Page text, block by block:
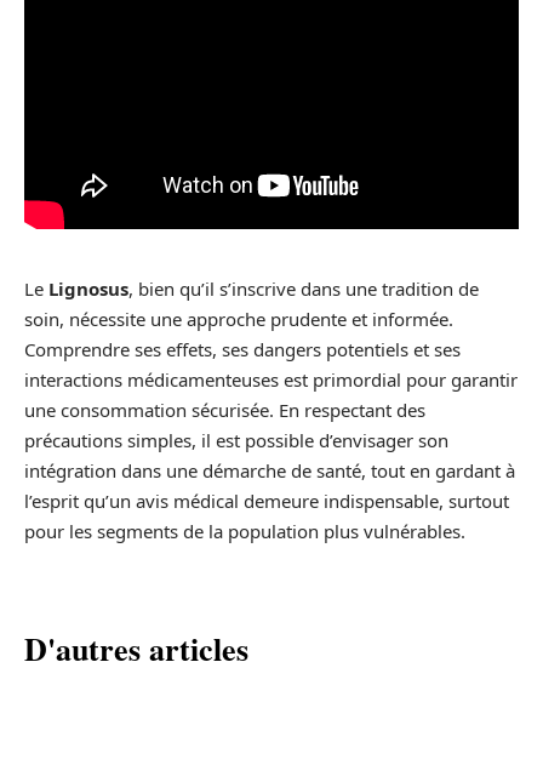
Le Lignosus, bien qu’il s’inscrive dans une tradition de
soin, nécessite une approche prudente et informée.
Comprendre ses effets, ses dangers potentiels et ses
interactions médicamenteuses est primordial pour garantir
une consommation sécurisée. En respectant des
précautions simples, il est possible d’envisager son
intégration dans une démarche de santé, tout en gardant à
l’esprit qu’un avis médical demeure indispensable, surtout
pour les segments de la population plus vulnérables.
D'autres articles